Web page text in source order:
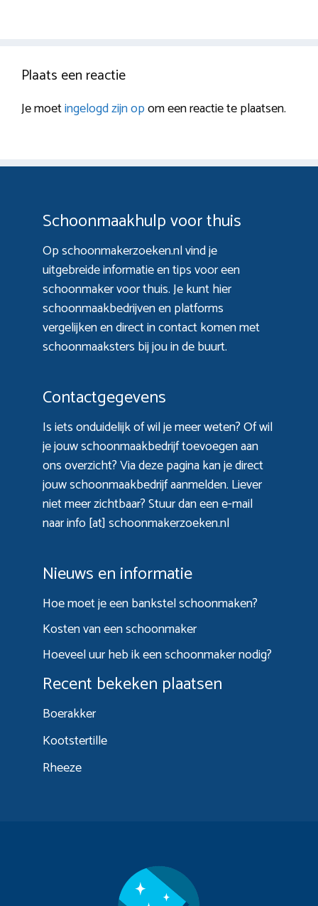
Plaats een reactie
Je moetingelogd zijn opom een reactie te plaatsen.
Schoonmaakhulp voor thuis
Op schoonmakerzoeken.nl vind je
uitgebreide informatie en tips voor een
schoonmaker voor thuis. Je kunt hier
schoonmaakbedrijven en platforms
vergelijken en direct in contact komen met
schoonmaaksters bij jou in de buurt.
Contactgegevens
Is iets onduidelijk of wil je meer weten? Of wil
je jouw schoonmaakbedrijf toevoegen aan
ons overzicht? Viadeze paginakan je direct
jouw schoonmaakbedrijf aanmelden. Liever
niet meer zichtbaar? Stuur dan een e-mail
naar info [at] schoonmakerzoeken.nl
Nieuws en informatie
Hoe moet je een bankstel schoonmaken?
Kosten van een schoonmaker
Hoeveel uur heb ik een schoonmaker nodig?
Recent bekeken plaatsen
Boerakker
Kootstertille
Rheeze